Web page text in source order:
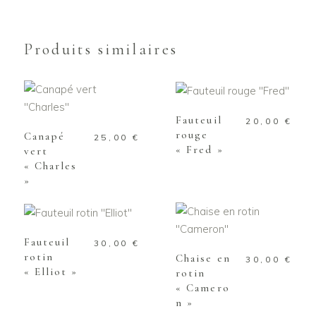
Produits similaires
AJOUTER AU
PANIER
Canapé
vert
« Charles
»
25,00€
PANIER
Fauteuil
rouge
« Fred »
20,00 €
PANIER
Fauteuil
rotin
« Elliot »
30,00€
AJOUTER AU
PANIER
Chaise en
rotin
« Camero
n »
30,00 €